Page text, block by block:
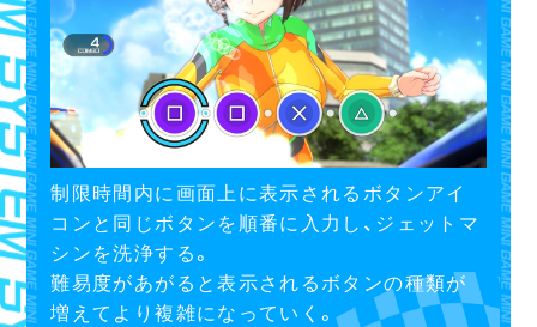
制限時間内に画面上に表示されるボタンアイ
コンと同じボタンを順番に入力し、ジェットマ
シンを洗浄する。
難易度があがると表示されるボタンの種類が
増えてより複雑になっていく。